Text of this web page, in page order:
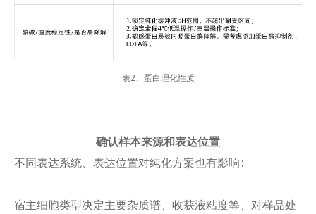
表2：蛋白理化性质
确认样本来源和表达位置
不同表达系统、表达位置对纯化方案也有影响：
宿主细胞类型决定主要杂质谱，收获液粘度等，对样品处